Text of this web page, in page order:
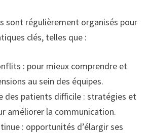
sont régulièrement organisés pour
clés, telles que :
: pour mieux comprendre et
au sein des équipes.
des patients difficile : stratégies et
améliorer la communication.
: opportunités d’élargir ses